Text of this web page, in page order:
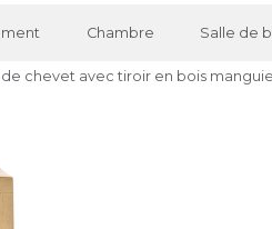
Chambre Salle de
chevet avec tiroir en bois